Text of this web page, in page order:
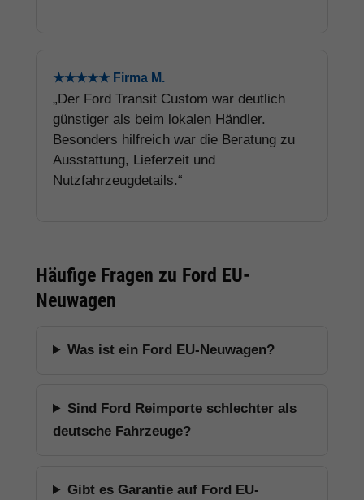
★★★★★ Firma M.
„Der Ford Transit Custom war deutlich
günstiger als beim lokalen Händler.
Besonders hilfreich war die Beratung zu
Ausstattung, Lieferzeit und
Nutzfahrzeugdetails.“
Häufige Fragen zu Ford EU-
Neuwagen
Was ist ein Ford EU-Neuwagen?
Sind Ford Reimporte schlechter als
deutsche Fahrzeuge?
Gibt es Garantie auf Ford EU-